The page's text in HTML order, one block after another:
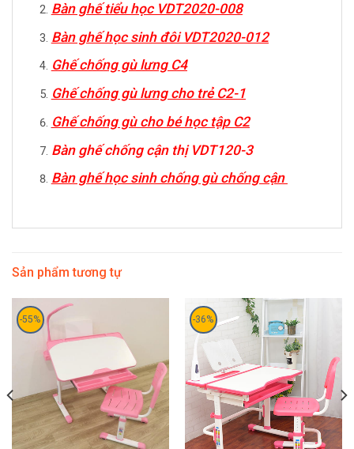
Bàn ghế tiểu học VDT2020-008
Bàn ghế học sinh đôi VDT2020-012
Ghế chống gù lưng C4
Ghế chống gù lưng cho trẻ C2-1
Ghế chống gù cho bé học tập C2
Bàn ghế chống cận thị VDT120-3
Bàn ghế học sinh chống gù chống cận
Sản phẩm tương tự
-55% -36%